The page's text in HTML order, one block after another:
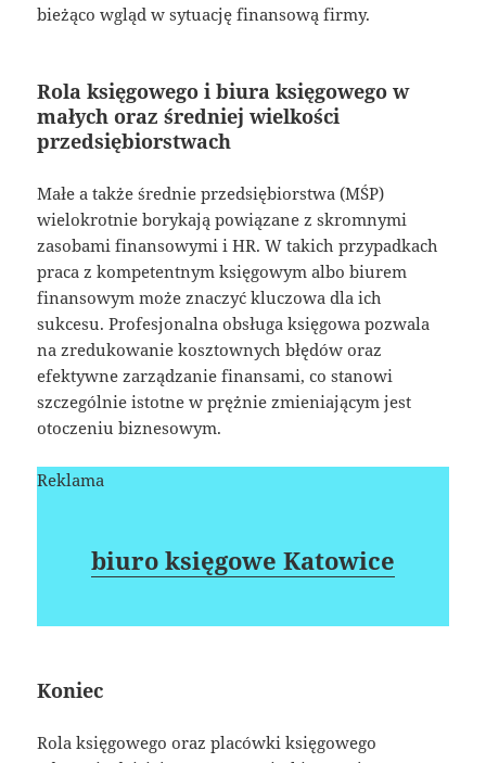
bieżąco wgląd w sytuację finansową firmy.
Rola księgowego i biura księgowego w
małych oraz średniej wielkości
przedsiębiorstwach
Małe a także średnie przedsiębiorstwa (MŚP)
wielokrotnie borykają powiązane z skromnymi
zasobami finansowymi i HR. W takich przypadkach
praca z kompetentnym księgowym albo biurem
finansowym może znaczyć kluczowa dla ich
sukcesu. Profesjonalna obsługa księgowa pozwala
na zredukowanie kosztownych błędów oraz
efektywne zarządzanie finansami, co stanowi
szczególnie istotne w prężnie zmieniającym jest
otoczeniu biznesowym.
Reklama
biuro księgowe Katowice
Koniec
Rola księgowego oraz placówki księgowego